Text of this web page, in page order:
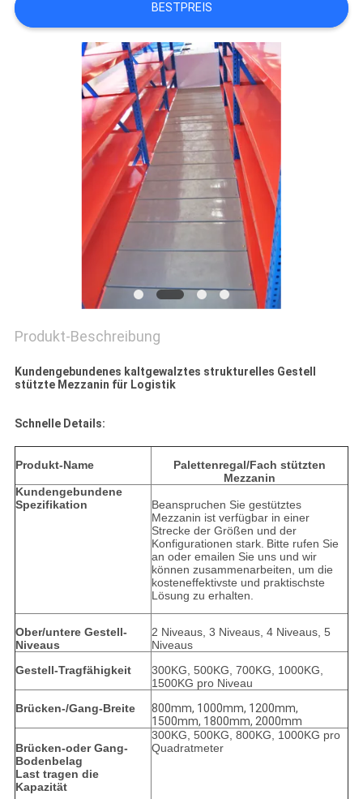
SITEMAP
PRIVACY
BESTPREIS
Produkt-Beschreibung
Kundengebundenes kaltgewalztes strukturelles Gestell
stützte Mezzanin für Logistik
Schnelle Details:
Produkt-Name
Palettenregal/Fach stützten
Mezzanin
Kundengebundene
Spezifikation
Beanspruchen Sie gestütztes
Mezzanin ist verfügbar in einer
Strecke der Größen und der
Konfigurationen stark. Bitte rufen Sie
an oder emailen Sie uns und wir
können zusammenarbeiten, um die
kosteneffektivste und praktischste
Lösung zu erhalten.
Ober/untere Gestell-
Niveaus
2 Niveaus, 3 Niveaus, 4 Niveaus, 5
Niveaus
Gestell-Tragfähigkeit
300KG, 500KG, 700KG, 1000KG,
1500KG pro Niveau
Brücken-/Gang-Breite
800mm, 1000mm, 1200mm,
1500mm, 1800mm, 2000mm
Brücken-oder Gang-
Bodenbelag
Last tragen die
Kapazität
300KG, 500KG, 800KG, 1000KG pro
Quadratmeter